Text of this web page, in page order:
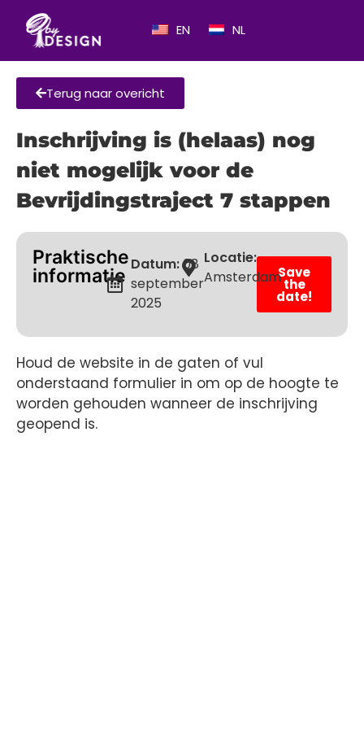
EN NL
Terug naar overicht
Inschrijving is (helaas) nog
niet mogelijk voor de
Bevrijdingstraject 7 stappen
Praktische
informatie Datum:08
september
2025
Save
the
date!
Locatie:
Amsterdam
Houd de website in de gaten of vul
onderstaand formulier in om op de hoogte te
worden gehouden wanneer de inschrijving
geopend is.